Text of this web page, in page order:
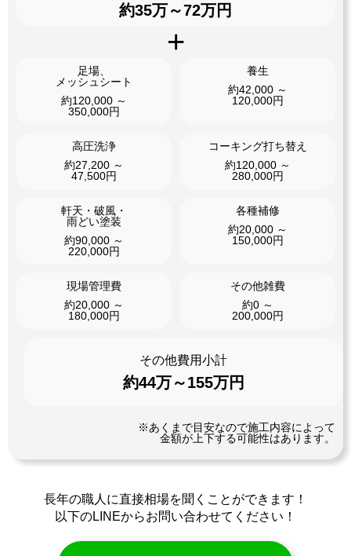
約35万～72万円
足場、
メッシュシート
約120,000 ～
350,000円
養生
約42,000 ～
120,000円
高圧洗浄
約27,200 ～
47,500円
コーキング打ち替え
約120,000 ～
280,000円
軒天・破風・
雨どい塗装
約90,000 ～
220,000円
各種補修
約20,000 ～
150,000円
現場管理費
約20,000 ～
180,000円
その他雑費
約0 ～
200,000円
その他費用小計
約44万～155万円
※あくまで目安なので施工内容によって
金額が上下する可能性はあります。
長年の職人に直接相場を聞くことができます！
以下のLINEからお問い合わせてください！